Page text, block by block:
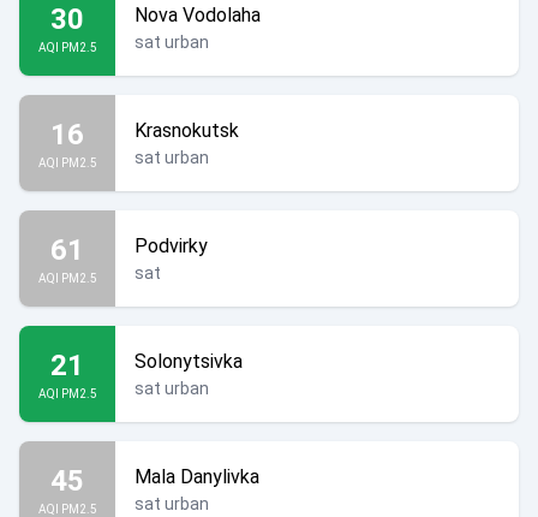
30
AQI PM2.5
Nova Vodolaha
sat urban
16
AQI PM2.5
Krasnokutsk
sat urban
61
AQI PM2.5
Podvirky
sat
21
AQI PM2.5
Solonytsivka
sat urban
45
AQI PM2.5
Mala Danylivka
sat urban